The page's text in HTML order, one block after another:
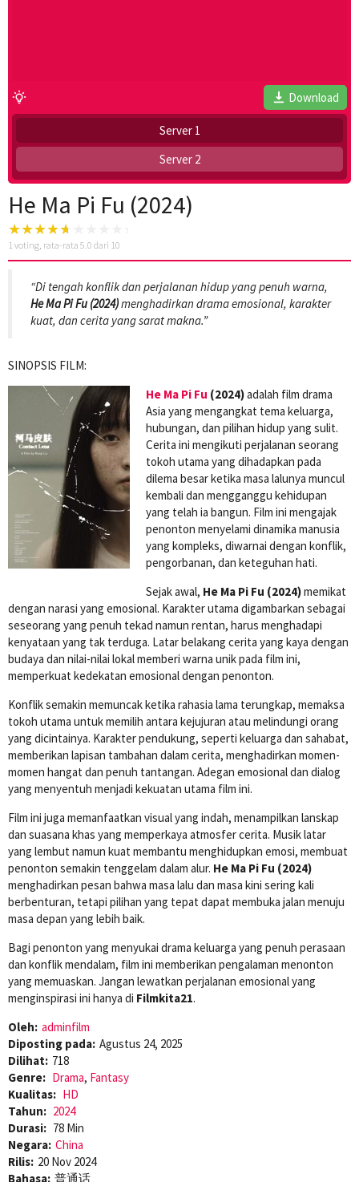
Download
Server 1
Server 2
He Ma Pi Fu (2024)
1 voting, rata-rata 5.0 dari 10
“Di tengah konflik dan perjalanan hidup yang penuh warna,
He Ma Pi Fu (2024)menghadirkan drama emosional, karakter
kuat, dan cerita yang sarat makna.”
SINOPSIS FILM:
He Ma Pi Fu (2024)adalah film drama
Asia yang mengangkat tema keluarga,
hubungan, dan pilihan hidup yang sulit.
Cerita ini mengikuti perjalanan seorang
tokoh utama yang dihadapkan pada
dilema besar ketika masa lalunya muncul
kembali dan mengganggu kehidupan
yang telah ia bangun. Film ini mengajak
penonton menyelami dinamika manusia
yang kompleks, diwarnai dengan konflik,
pengorbanan, dan keteguhan hati.
Sejak awal, He Ma Pi Fu (2024)memikat
dengan narasi yang emosional. Karakter utama digambarkan sebagai
seseorang yang penuh tekad namun rentan, harus menghadapi
kenyataan yang tak terduga. Latar belakang cerita yang kaya dengan
budaya dan nilai-nilai lokal memberi warna unik pada film ini,
memperkuat kedekatan emosional dengan penonton.
Konflik semakin memuncak ketika rahasia lama terungkap, memaksa
tokoh utama untuk memilih antara kejujuran atau melindungi orang
yang dicintainya. Karakter pendukung, seperti keluarga dan sahabat,
memberikan lapisan tambahan dalam cerita, menghadirkan momen-
momen hangat dan penuh tantangan. Adegan emosional dan dialog
yang menyentuh menjadi kekuatan utama film ini.
Film ini juga memanfaatkan visual yang indah, menampilkan lanskap
dan suasana khas yang memperkaya atmosfer cerita. Musik latar
yang lembut namun kuat membantu menghidupkan emosi, membuat
penonton semakin tenggelam dalam alur. He Ma Pi Fu (2024)
menghadirkan pesan bahwa masa lalu dan masa kini sering kali
berbenturan, tetapi pilihan yang tepat dapat membuka jalan menuju
masa depan yang lebih baik.
Bagi penonton yang menyukai drama keluarga yang penuh perasaan
dan konflik mendalam, film ini memberikan pengalaman menonton
yang memuaskan. Jangan lewatkan perjalanan emosional yang
menginspirasi ini hanya di Filmkita21.
Oleh: adminfilm
Diposting pada: Agustus 24, 2025
Dilihat: 718
Genre: Drama, Fantasy
Kualitas: HD
Tahun: 2024
Durasi: 78 Min
Negara: China
Rilis: 20 Nov 2024
Bahasa: 普通话